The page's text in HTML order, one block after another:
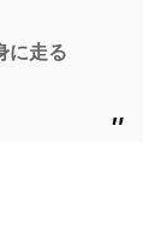
に走る